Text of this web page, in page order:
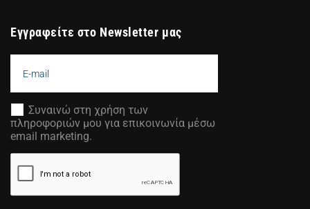
Εγγραφείτε στο Newsletter μας
Συναινώ στη χρήση των
πληροφοριών μου για επικοινωνία μέσω
email marketing.